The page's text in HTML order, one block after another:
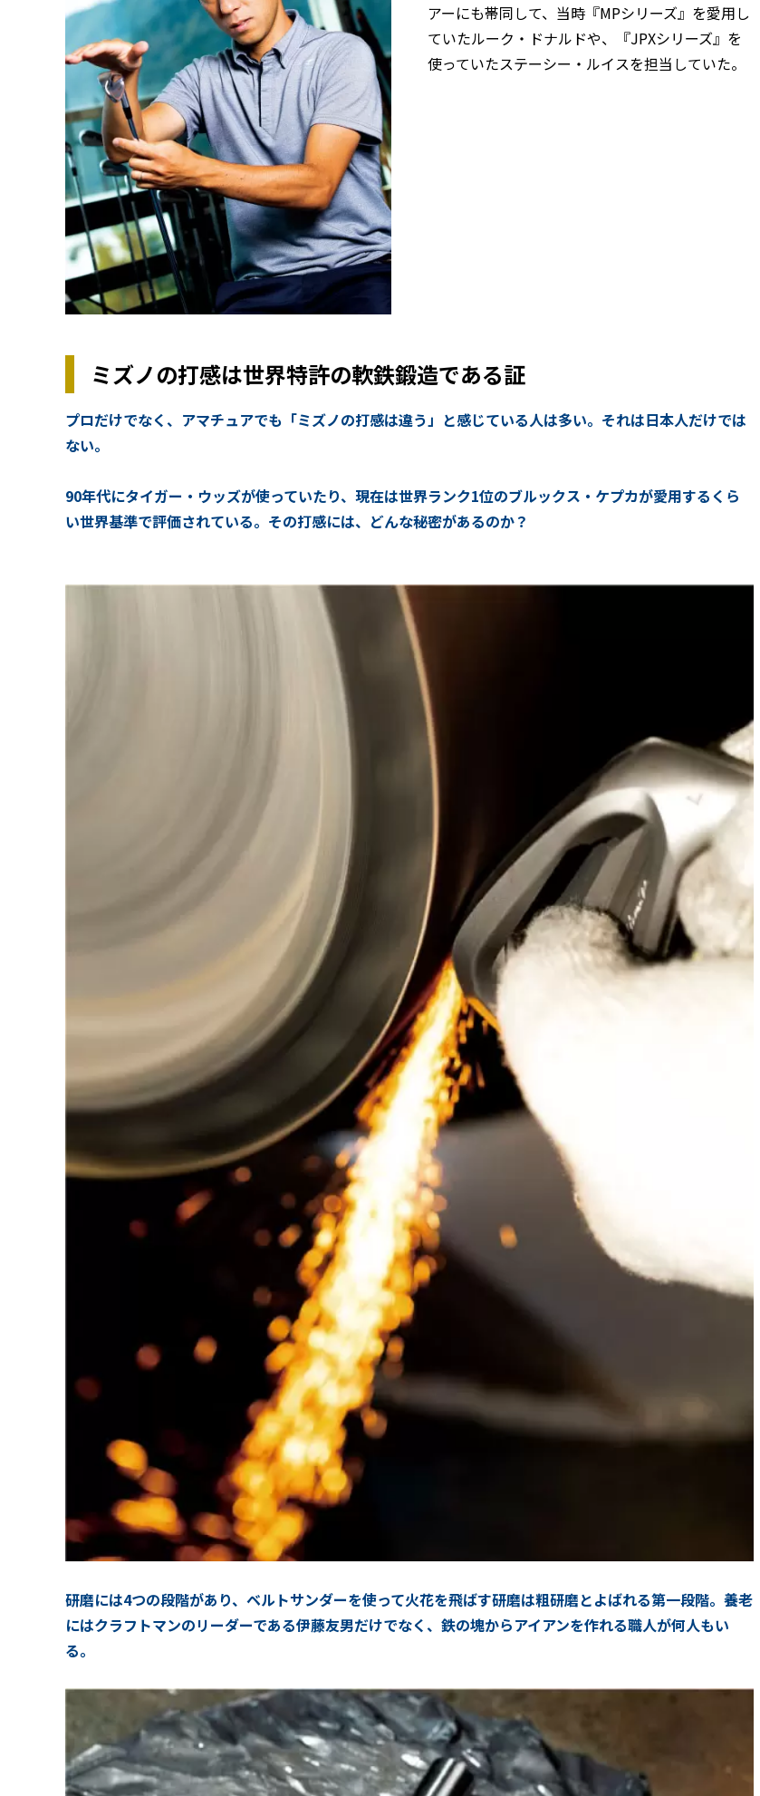
アーにも帯同して、当時『MPシリーズ』を愛用し
ていたルーク・ドナルドや、『JPXシリーズ』を
使っていたステーシー・ルイスを担当していた。
ミズノの打感は世界特許の軟鉄鍛造である証
プロだけでなく、アマチュアでも「ミズノの打感は違う」と感じている人は多い。それは日本人だけでは
ない。
90年代にタイガー・ウッズが使っていたり、現在は世界ランク1位のブルックス・ケプカが愛用するくら
い世界基準で評価されている。その打感には、どんな秘密があるのか？
研磨には4つの段階があり、ベルトサンダーを使って火花を飛ばす研磨は粗研磨とよばれる第一段階。養老
にはクラフトマンのリーダーである伊藤友男だけでなく、鉄の塊からアイアンを作れる職人が何人もい
る。